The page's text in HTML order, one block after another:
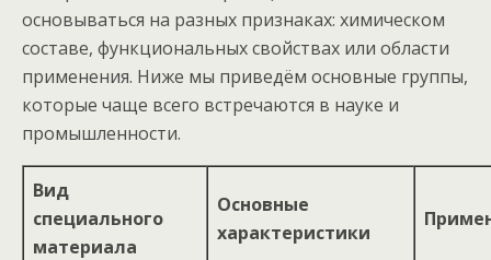
основываться на разных признаках: химическом
составе, функциональных свойствах или области
применения. Ниже мы приведём основные группы,
которые чаще всего встречаются в науке и
промышленности.
Вид
специального
материала
Основные
характеристики